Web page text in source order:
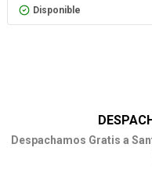
Disponible
Despachamos Gratis a